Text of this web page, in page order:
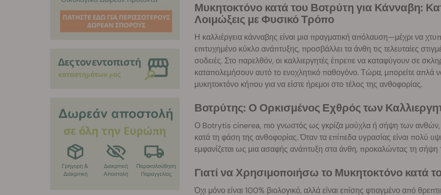
Μυκητοκτόνο κατά του Βοτρύτη για Κάνναβη:
Λοιμώξεις με Φυσικό Τρόπο
Η καλλιέργεια κάνναβης είναι μια πραγματική απόλαυση—μέχρι να
επιτυχημένο κύκλο ανάπτυξης, προσβάλλει τα άνθη τις τελευταίες
σοδειές. Στο παρελθόν, οι καλλιεργητές έπρεπε να καταφύγουν σε
καταπολεμήσουν αυτό το ενοχλητικό παθογόνο. Τώρα, μπορείτε απλά
μυκητοκτόνο κήπου για να είστε ήρεμοι στο τέλος της ανθοφορίας.
Βοτρύτης: Ο Ορκισμένος Εχθρός των
Ο Botrytis cinerea, πιο γνωστός ως γκρίζα μούχλα ή σήψη των ανθών,
κατά τη φάση της ανθοφορίας. Όταν τα επίπεδα υγρασίας είναι πολύ
εμφανίζεται ως μια ασαφής ανάπτυξη στα άνθη, προκαλώντας τη σήψη
Γιατί να Χρησιμοποιήσω το Μυκητοκτόνο κατά
Όχι μόνο είναι 100% βιολογικό, αλλά είναι επίσης φτιαγμένο από